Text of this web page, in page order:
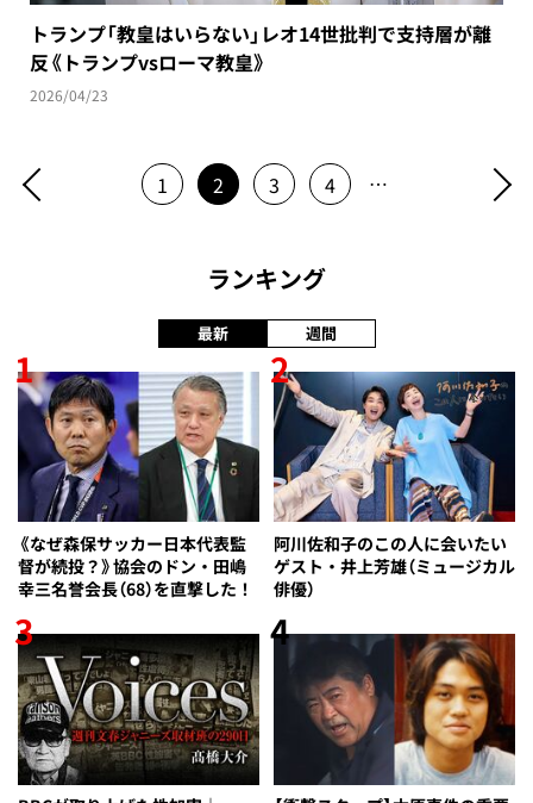
トランプ「教皇はいらない」レオ14世批判で支持層が離
反《トランプvsローマ教皇》
2026/04/23
1 2 3 4 …
ランキング
最新 週間
1
《なぜ森保サッカー日本代表監
督が続投？》協会のドン・田嶋
幸三名誉会長（68）を直撃した！
2
阿川佐和子のこの人に会いたい
ゲスト・井上芳雄（ミュージカル
俳優）
3 4